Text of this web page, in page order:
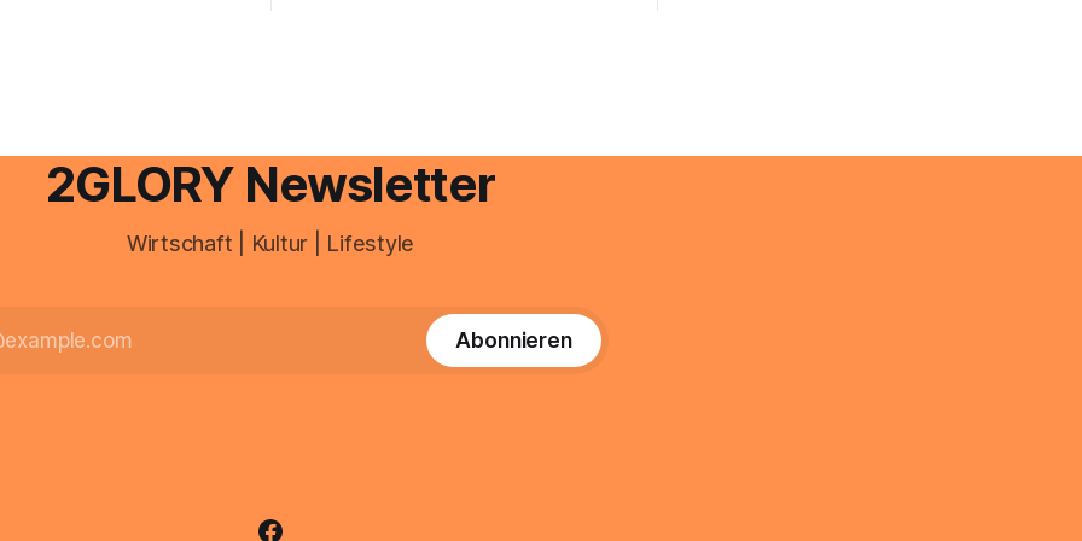
Unterstützung
2GLORY Newsletter
Wirtschaft | Kultur | Lifestyle
Abonnieren